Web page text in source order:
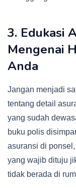
3. Edukasi
Mengenai
Anda
Jangan menjadi
tentang detail
yang sudah
buku polis
asuransi di
yang wajib dituju
tidak berada di